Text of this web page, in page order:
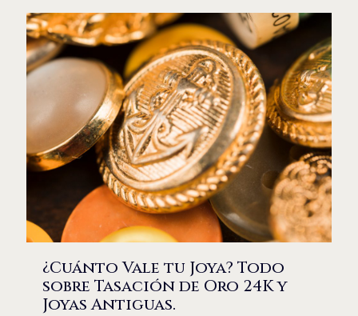
¿Cuánto Vale tu Joya? Todo
sobre Tasación de Oro 24K y
Joyas Antiguas.